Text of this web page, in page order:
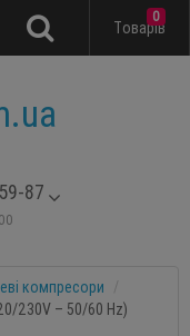
87
Tоварів
0
компресори
230V – 50/60 Hz)